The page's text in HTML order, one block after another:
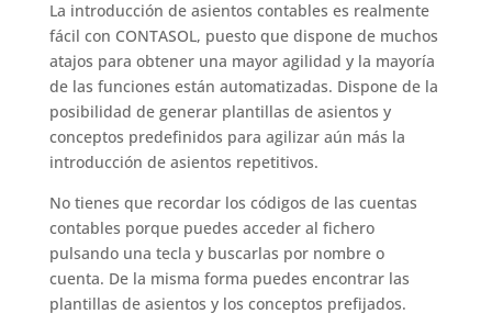
La introducción de asientos contables es realmente
fácil con CONTASOL, puesto que dispone de muchos
atajos para obtener una mayor agilidad y la mayoría
de las funciones están automatizadas. Dispone de la
posibilidad de generar plantillas de asientos y
conceptos predefinidos para agilizar aún más la
introducción de asientos repetitivos.
No tienes que recordar los códigos de las cuentas
contables porque puedes acceder al fichero
pulsando una tecla y buscarlas por nombre o
cuenta. De la misma forma puedes encontrar las
plantillas de asientos y los conceptos prefijados.